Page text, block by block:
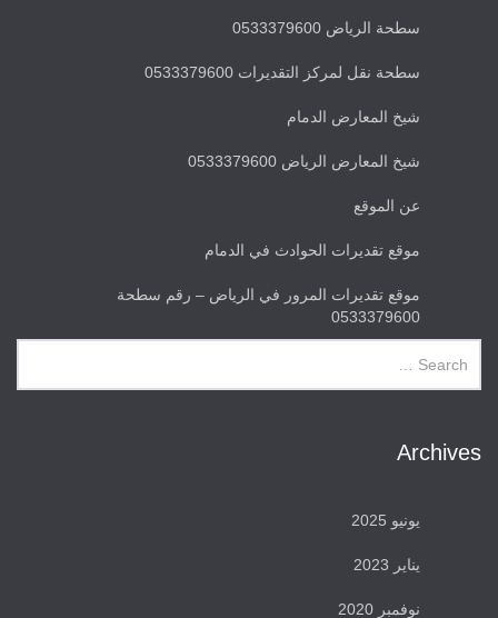
سطحة الرياض 0533379600
سطحة نقل لمركز التقديرات 0533379600
شيخ المعارض الدمام
شيخ المعارض الرياض 0533379600
عن الموقع
موقع تقديرات الحوادث في الدمام
موقع تقديرات المرور في الرياض – رقم سطحة
0533379600
Archives
يونيو 2025
يناير 2023
نوفمبر 2020